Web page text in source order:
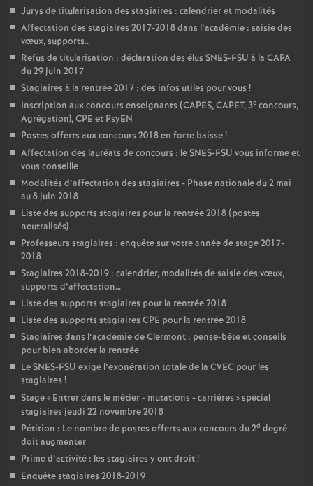
Jurys de titularisation des stagiaires : calendrier et modalités
Affectation des stagiaires 2017-2018 dans l’académie : saisie des
vœux, supports…
Refus de titularisation : déclaration des élus SNES-FSU à la CAPA
du 29 juin 2017
Stagiaires à la rentrée 2017 : des infos utiles pour vous !
Inscription aux concours enseignants (CAPES, CAPET, 3e concours,
Agrégation), CPE et PsyEN
Postes offerts aux concours 2018 en forte baisse!
Affectation des lauréats de concours : le SNES-FSU vous informe et
vous conseille
Modalités d’affectation des stagiaires - Phase nationale du 2 mai
au 8 juin 2018
Liste des supports stagiaires pour la rentrée 2018 (postes
neutralisés)
Professeurs stagiaires : enquête sur votre année de stage 2017-
2018
Stagiaires 2018-2019 : calendrier, modalités de saisie des vœux,
supports d’affectation…
Liste des supports stagiaires pour la rentrée 2018
Liste des supports stagiaires CPE pour la rentrée 2018
Stagiaires dans l’académie de Clermont : pense-bête et conseils
pour bien aborder la rentrée
Le SNES-FSU exige l’exonération totale de la CVEC pour les
stagiaires !
Stage « Entrer dans le métier - mutations - carrières » spécial
stagiaires jeudi 22 novembre 2018
Pétition : Le nombre de postes offerts aux concours du 2d degré
doit augmenter
Prime d’activité : les stagiaires y ont droit!
Enquête stagiaires 2018-2019